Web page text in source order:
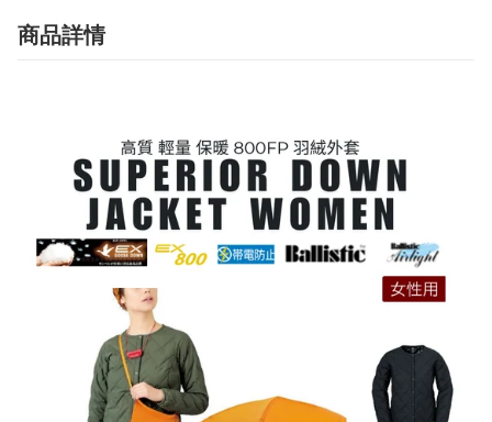
商品詳情